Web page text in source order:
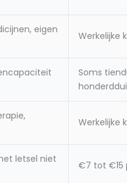
eigen
Werkelijke
Soms
Werkelijke
letsel niet
€7 tot €15